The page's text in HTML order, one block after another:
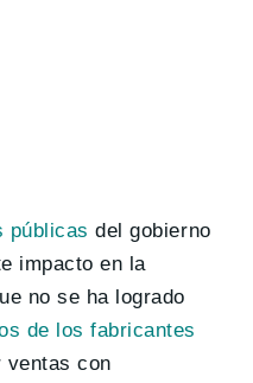
públicas del gobierno
impacto en la
no se ha logrado
de los fabricantes
ventas con